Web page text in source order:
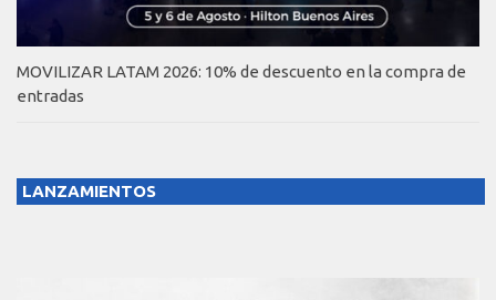
MOVILIZAR LATAM 2026: 10% de descuento en la compra de
entradas
LANZAMIENTOS